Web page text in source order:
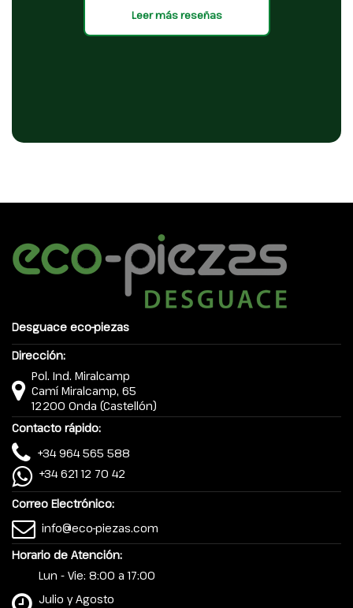
Leer más reseñas
Desguace eco-piezas
Dirección:
Pol. Ind. Miralcamp
Camí Miralcamp, 65
12200 Onda (Castellón)
Contacto rápido:
+34 964 565 588
+34 621 12 70 42
Correo Electrónico:
info@eco-piezas.com
Horario de Atención:
Lun - Vie: 8:00 a 17:00
Julio y Agosto